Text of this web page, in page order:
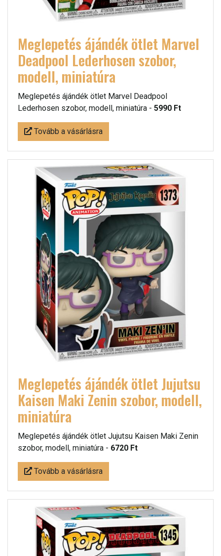
Meglepetés ájándék ötlet Marvel
Deadpool Lederhosen szobor,
modell, miniatúra
Meglepetés ájándék ötlet Marvel Deadpool
Lederhosen szobor, modell, miniatúra - 5990 Ft
Tovább a vásárlásra
Meglepetés ájándék ötlet Jujutsu
Kaisen Maki Zenin szobor, modell,
miniatúra
Meglepetés ájándék ötlet Jujutsu Kaisen Maki Zenin
szobor, modell, miniatúra - 6720 Ft
Tovább a vásárlásra